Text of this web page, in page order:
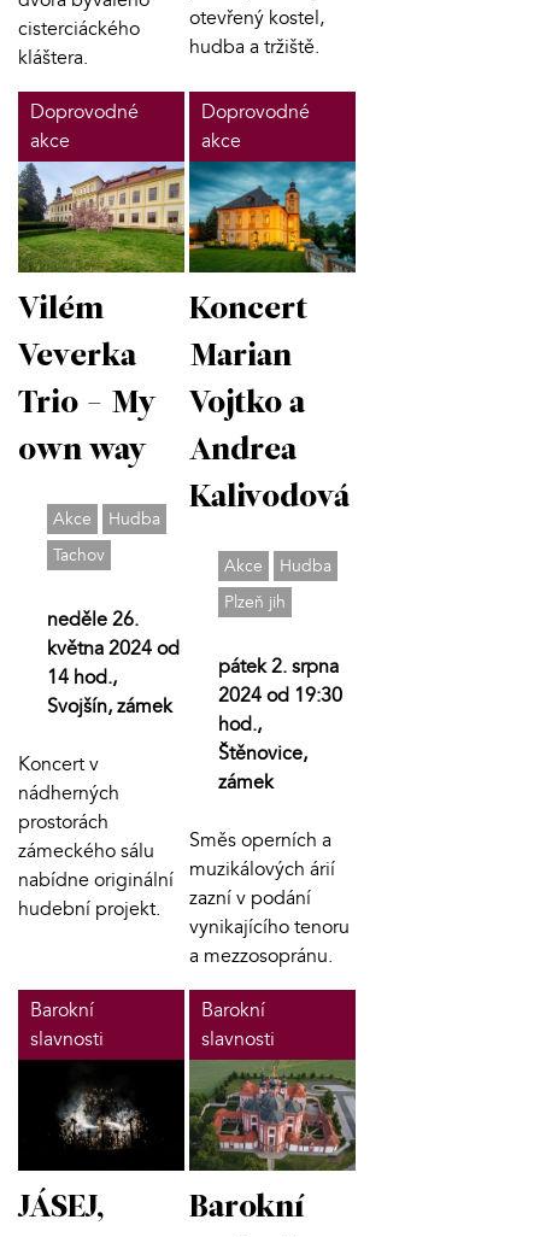
cisterciáckého
kláštera.
otevřený kostel,
hudba a tržiště.
Doprovodné
akce
Vilém
Veverka
Trio - My
own way
Akce
Hudba
Tachov
neděle 26.
května 2024 od
14 hod.,
Svojšín, zámek
Koncert v
nádherných
prostorách
zámeckého sálu
nabídne originální
hudební projekt.
Doprovodné
akce
Koncert
Marian
Vojtko a
Andrea
Kalivodová
Akce
Hudba
Plzeň jih
pátek 2. srpna
2024 od 19:30
hod.,
Štěnovice,
zámek
Směs operních a
muzikálových árií
zazní v podání
vynikajícího tenoru
a mezzosopránu.
Barokní
slavnosti
JÁSEJ,
Barokní
slavnosti
Barokní